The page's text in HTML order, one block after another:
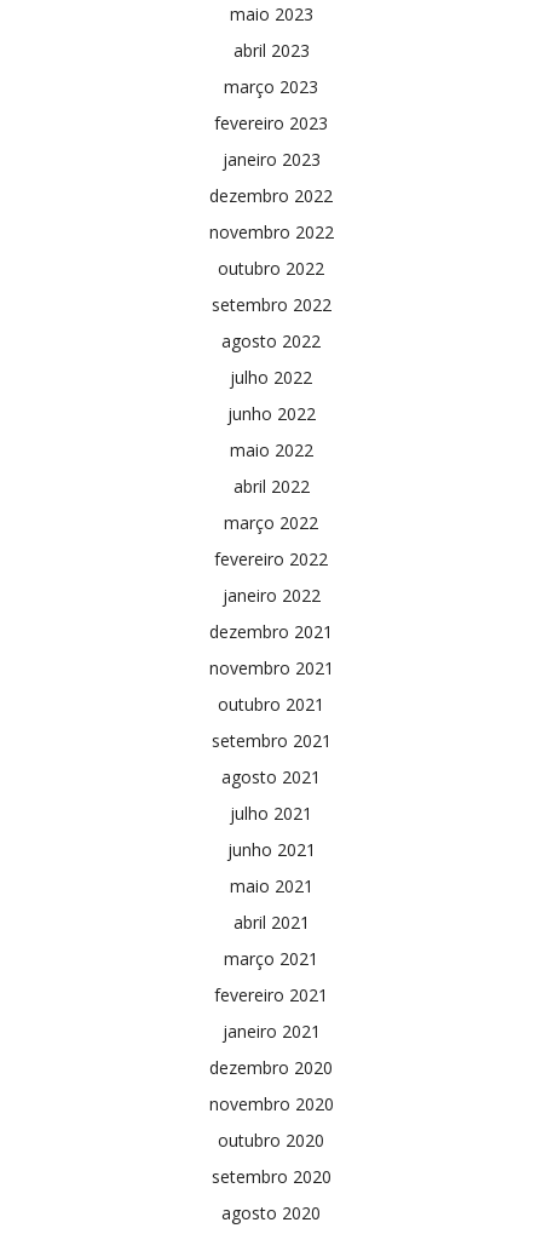
maio 2023
abril 2023
março 2023
fevereiro 2023
janeiro 2023
dezembro 2022
novembro 2022
outubro 2022
setembro 2022
agosto 2022
julho 2022
junho 2022
maio 2022
abril 2022
março 2022
fevereiro 2022
janeiro 2022
dezembro 2021
novembro 2021
outubro 2021
setembro 2021
agosto 2021
julho 2021
junho 2021
maio 2021
abril 2021
março 2021
fevereiro 2021
janeiro 2021
dezembro 2020
novembro 2020
outubro 2020
setembro 2020
agosto 2020